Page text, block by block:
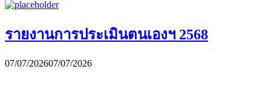
รายงานการประเมินตนเองฯ 2568
07/07/202607/07/2026